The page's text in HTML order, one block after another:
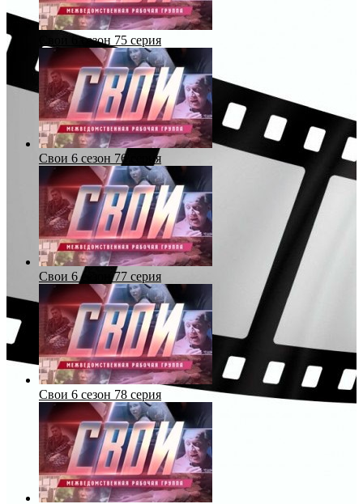
Свои 6 сезон 75 серия
Свои 6 сезон 76 серия
Свои 6 сезон 77 серия
Свои 6 сезон 78 серия